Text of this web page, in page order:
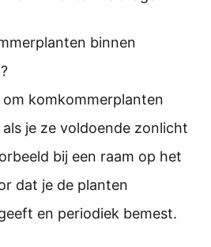
binnen
komkommerplanten
je ze voldoende zonlicht
bij een raam op het
dat je de planten
en periodiek bemest.